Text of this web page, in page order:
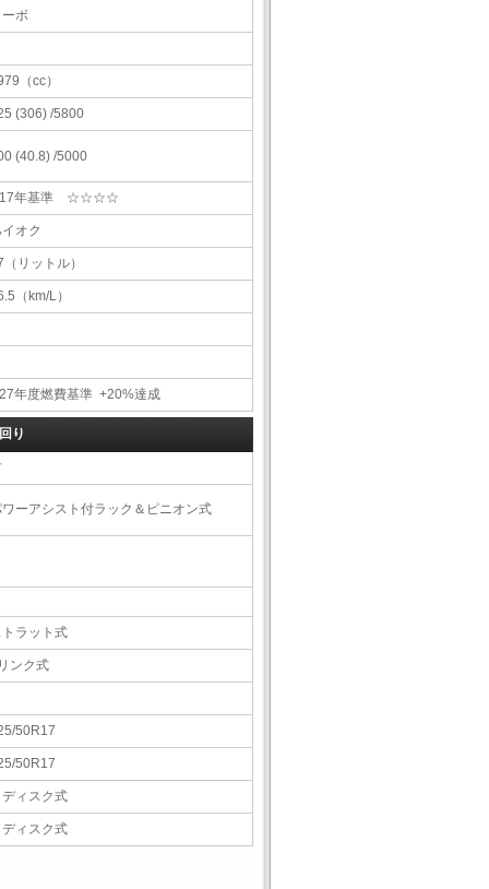
ボ
（cc）
(306) /5800
(40.8) /5000
年基準 ☆☆☆☆
オク
（リットル）
（km/L）
年度燃費基準 +20%達成
り
ーアシスト付ラック＆ピニオン式
ラット式
ンク式
50R17
50R17
ィスク式
ィスク式